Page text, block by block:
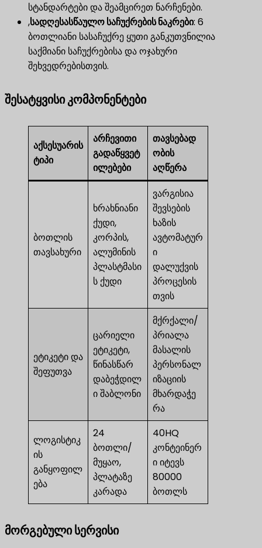
სტანდარტები და შეამცირეთ ნარჩენები.
,სადღესასწაულო საჩუქრების ნაკრები​: 6
ბოთლიანი სასაჩუქრე ყუთი განკუთვნილია
საქმიანი საჩუქრებისა და ოჯახური
შეხვედრებისთვის.
შესატყვისი კომპონენტები
აქსესუარის
ტიპი
არჩევითი
გადაწყვეტ
ილებები
თავსებად
ობის
აღწერა
ბოთლის
თავსახური
ხრახნიანი
ქუდი,
კორპის,
ალუმინის
პლასტმასი
ს ქუდი
ვარგისია
შევსების
ხაზის
ავტომატურ
ი
დალუქვის
პროცესის
თვის
ეტიკეტი და
შეფუთვა
ცარიელი
ეტიკეტი,
წინასწარ
დაბეჭდილ
ი შაბლონი
მქრქალი/
პრიალა
მასალის
პერსონალ
იზაციის
მხარდაჭე
რა
ლოგისტიკ
ის
განყოფილ
ება
24
ბოთლი/
მუყაო,
პლატაზე
კარადა
40HQ
კონტეინერ
ი იტევს
80000
ბოთლს
მორგებული სერვისი